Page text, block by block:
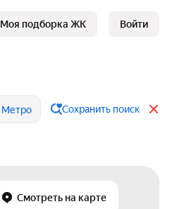
Моя подборка ЖК Войти
Метро Сохранить поиск
Смотреть на карте